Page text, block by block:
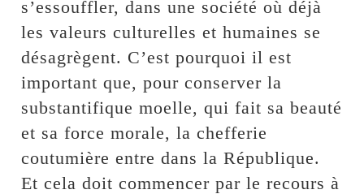
s’essouffler, dans une société où déjà
les valeurs culturelles et humaines se
désagrègent. C’est pourquoi il est
important que, pour conserver la
substantifique moelle, qui fait sa beauté
et sa force morale, la chefferie
coutumière entre dans la République.
Et cela doit commencer par le recours à